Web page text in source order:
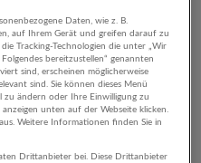
Daten, wie z. B.
auf Ihrem Gerät und greifen darauf zu
Tracking-Technologien die unter „Wir
bereitzustellen“ genannten
sind, erscheinen möglicherweise
sind. Sie können dieses Menü
ändern oder Ihre Einwilligung zu
unten auf der Webseite klicken.
Weitere Informationen finden Sie in
Drittanbieter bei. Diese Drittanbieter